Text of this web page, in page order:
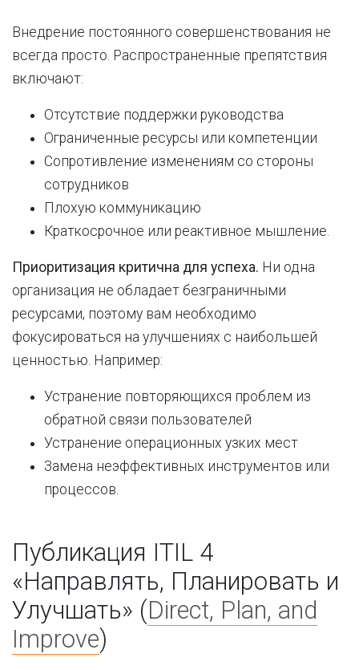
Внедрение постоянного совершенствования не
всегда просто. Распространенные препятствия
включают:
Отсутствие поддержки руководства
Ограниченные ресурсы или компетенции
Сопротивление изменениям со стороны
сотрудников
Плохую коммуникацию
Краткосрочное или реактивное мышление.
Приоритизация критична для успеха. Ни одна
организация не обладает безграничными
ресурсами, поэтому вам необходимо
фокусироваться на улучшениях с наибольшей
ценностью. Например:
Устранение повторяющихся проблем из
обратной связи пользователей
Устранение операционных узких мест
Замена неэффективных инструментов или
процессов.
Публикация ITIL 4
«Направлять, Планировать и
Улучшать» (Direct, Plan, and
Improve)